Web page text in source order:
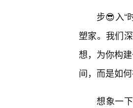
步😎入“
塑家。我们
想，为你构
间，而是如
想象一